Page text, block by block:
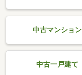
中古マンション
中古一戸建て